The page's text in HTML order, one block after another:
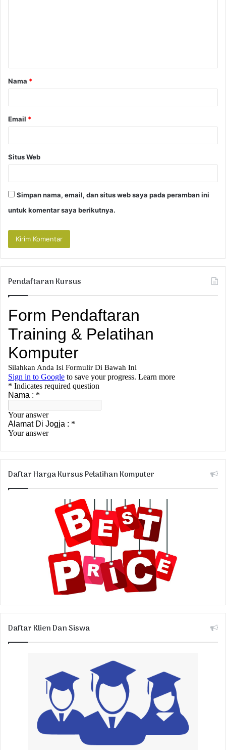
a
r
Nama *
Email *
Situs Web
Simpan nama, email, dan situs web saya pada peramban ini
untuk komentar saya berikutnya.
Pendaftaran Kursus
Daftar Harga Kursus Pelatihan Komputer
Daftar Klien Dan Siswa